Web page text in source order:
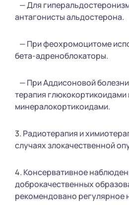
— Для
антагонисты альдостерона.
— При феохромоцитоме
бета-адреноблокаторы.
— При Аддисоновой
терапия глюкокортикоидами
минералокортикоидами.
3. Радиотерапия и
случаях злокачественной
4. Консервативное
доброкачественных
рекомендовано регулярное